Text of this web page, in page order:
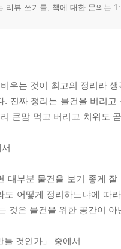
리뷰 쓰기를, 책에 대한 문의는
우는 것이 최고의 정리라
. 진짜 정리는 물건을 버리
큰맘 먹고 버리고 치워도
대부분 물건을 보기 좋게
도 어떻게 정리하느냐에 따
것은 물건을 위한 공간이
들 것인가」 중에서